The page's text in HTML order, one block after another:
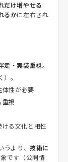
だけ増やせる
るかに左右され
走・実装重視。
。
体性が必要
視
る文化と相性
うより、技術に
です（公開情